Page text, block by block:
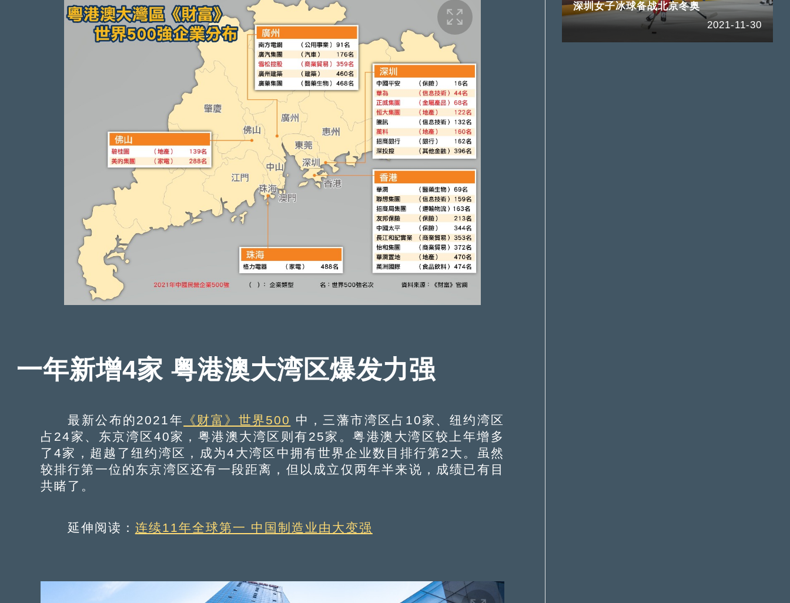
一年新增4家 粤港澳大湾区爆发力强
最新公布的2021年 《财富》世界500 中，三藩市湾区占10家、纽约湾区
占24家、东京湾区40家，粤港澳大湾区则有25家。粤港澳大湾区较上年增多
了4家，超越了纽约湾区，成为4大湾区中拥有世界企业数目排行第2大。虽然
较排行第一位的东京湾区还有一段距离，但以成立仅两年半来说，成绩已有目
共睹了。
延伸阅读： 连续11年全球第一 中国制造业由大变强
深圳女子冰球备战北京冬奥
2021-11-30